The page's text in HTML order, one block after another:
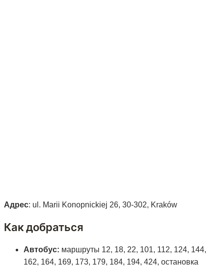
Адрес: ul. Marii Konopnickiej 26, 30-302, Kraków
Как добраться
Автобус: маршруты 12, 18, 22, 101, 112, 124, 144,
162, 164, 169, 173, 179, 184, 194, 424, остановка